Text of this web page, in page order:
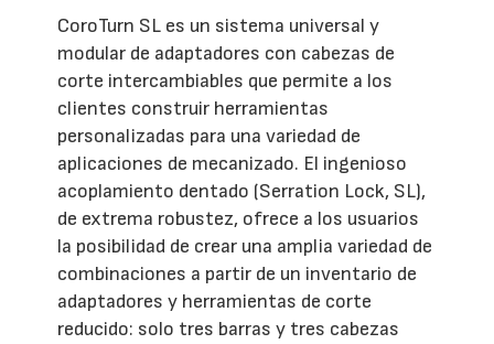
CoroTurn SL es un sistema universal y
modular de adaptadores con cabezas de
corte intercambiables que permite a los
clientes construir herramientas
personalizadas para una variedad de
aplicaciones de mecanizado. El ingenioso
acoplamiento dentado (Serration Lock, SL),
de extrema robustez, ofrece a los usuarios
la posibilidad de crear una amplia variedad de
combinaciones a partir de un inventario de
adaptadores y herramientas de corte
reducido: solo tres barras y tres cabezas